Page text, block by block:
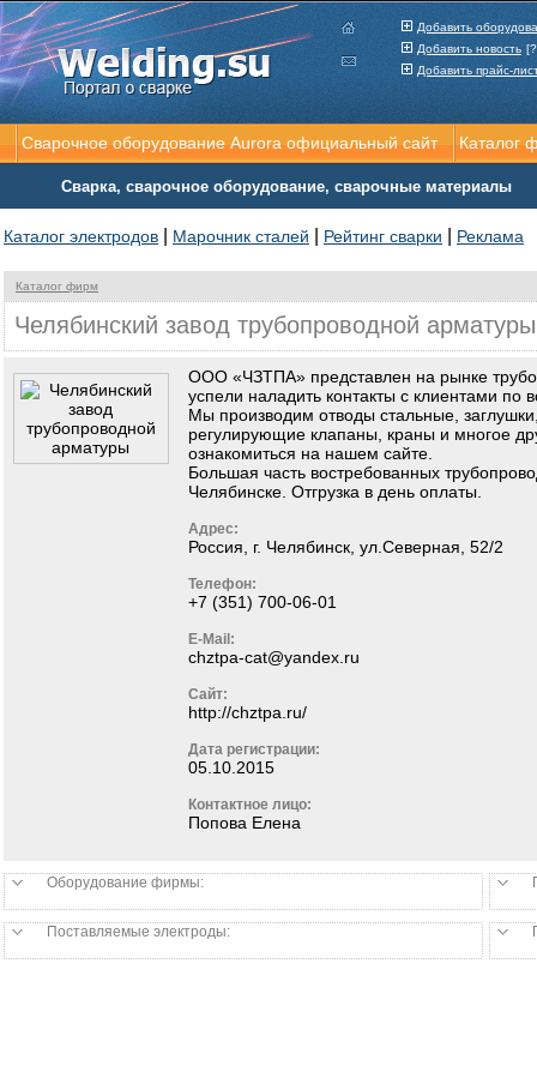
Каталог фирм
Челябинский завод трубопроводной арматуры
ООО «ЧЗТПА» представлен на рынке
успели наладить контакты с клиентами по
Мы производим отводы стальные,
регулирующие клапаны, краны и многое
ознакомиться на нашем сайте.
Большая часть востребованных
Челябинске. Отгрузка в день оплаты.
Адрес:
Россия, г. Челябинск, ул.Северная, 52/2
Телефон:
+7 (351) 700-06-01
E-Mail:
chztpa-cat@yandex.ru
Сайт:
http://chztpa.ru/
Дата регистрации:
05.10.2015
Контактное лицо:
Попова Елена
Оборудование фирмы:
Поставляемые электроды:
Сварочное оборудование Aurora официальный сайт Каталог
Сварка, сварочное оборудование, сварочные материалы
Каталог электродов Марочник сталей Рейтинг сварки Реклама
Добавить
Добавить новость
Добавить прайс-